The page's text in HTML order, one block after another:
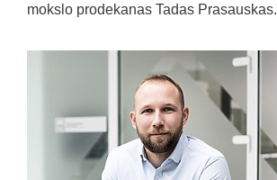
mokslo prodekanas Tadas Prasauskas.